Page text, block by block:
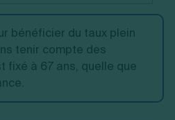
64 ans
bénéficier du taux plein
tenir compte des
fixé à 67 ans, quelle que